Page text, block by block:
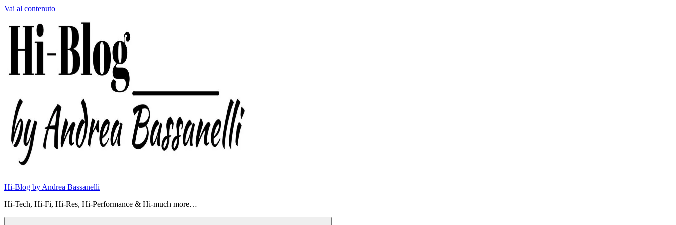
Vai al contenuto
Hi-Blog by Andrea Bassanelli
Hi-Tech, Hi-Fi, Hi-Res, Hi-Performance & Hi-much more…